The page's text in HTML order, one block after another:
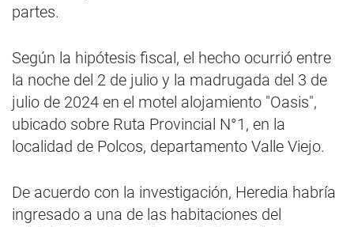
partes.
Según la hipótesis fiscal, el hecho ocurrió entre
la noche del 2 de julio y la madrugada del 3 de
julio de 2024 en el motel alojamiento "Oasis",
ubicado sobre Ruta Provincial N°1, en la
localidad de Polcos, departamento Valle Viejo.
De acuerdo con la investigación, Heredia habría
ingresado a una de las habitaciones del